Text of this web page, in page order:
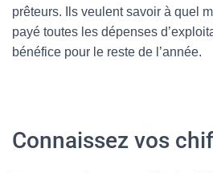
prêteurs. Ils veulent savoir à quel
payé toutes les dépenses
bénéfice pour le reste de l’année.
Connaissez vos